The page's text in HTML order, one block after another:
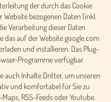
der durch das Cookie
bezogenen Daten (inkl.
Verarbeitung dieser Daten
das auf der Website google.com
und installieren. Das Plug-
Programme verfügbar.
auch Inhalte Dritter, um unseren
und komfortabel für Sie zu
RSS-Feeds oder Youtube.